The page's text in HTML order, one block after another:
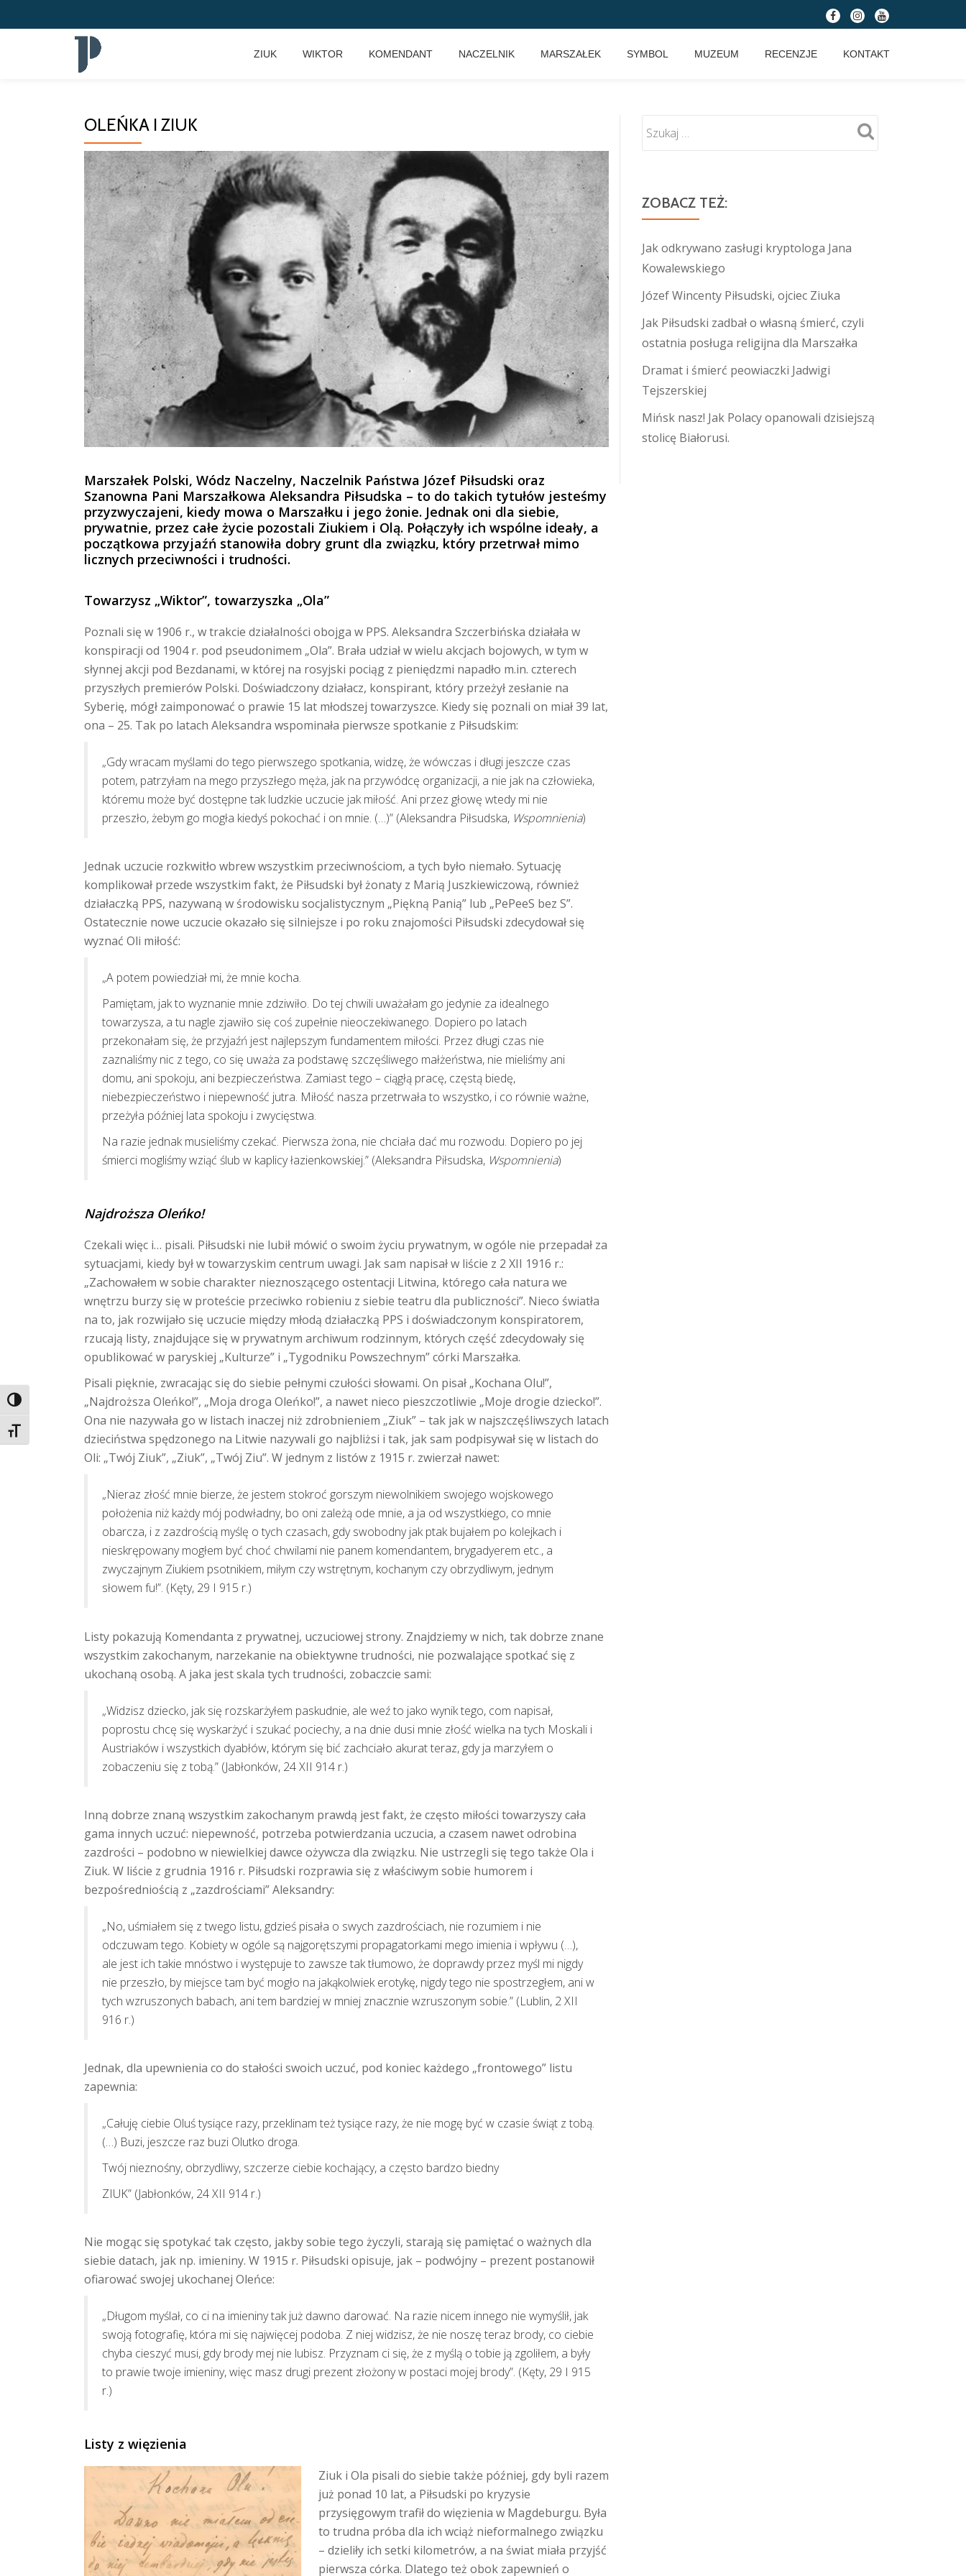
TOGGLE HIGH CONTRAST
TOGGLE FONT SIZE
fa-
fa-
fa-
ZIUK WIKTOR KOMENDANT NACZELNIK MARSZAŁEK SYMBOL MUZEUM RECENZJE KONTAKT
OLEŃKA I ZIUK
Marszałek Polski, Wódz Naczelny, Naczelnik Państwa Józef Piłsudski oraz
Szanowna Pani Marszałkowa Aleksandra Piłsudska – to do takich tytułów jesteśmy
przyzwyczajeni, kiedy mowa o Marszałku i jego żonie. Jednak oni dla siebie,
prywatnie, przez całe życie pozostali Ziukiem i Olą. Połączyły ich wspólne ideały, a
początkowa przyjaźń stanowiła dobry grunt dla związku, który przetrwał mimo
licznych przeciwności i trudności.
Towarzysz „Wiktor”, towarzyszka „Ola”
Poznali się w 1906 r., w trakcie działalności obojga w PPS. Aleksandra Szczerbińska działała w
konspiracji od 1904 r. pod pseudonimem „Ola”. Brała udział w wielu akcjach bojowych, w tym w
słynnej akcji pod Bezdanami, w której na rosyjski pociąg z pieniędzmi napadło m.in. czterech
przyszłych premierów Polski. Doświadczony działacz, konspirant, który przeżył zesłanie na
Syberię, mógł zaimponować o prawie 15 lat młodszej towarzyszce. Kiedy się poznali on miał 39 lat,
ona – 25. Tak po latach Aleksandra wspominała pierwsze spotkanie z Piłsudskim:
„Gdy wracam myślami do tego pierwszego spotkania, widzę, że wówczas i długi jeszcze czas
potem, patrzyłam na mego przyszłego męża, jak na przywódcę organizacji, a nie jak na człowieka,
któremu może być dostępne tak ludzkie uczucie jak miłość. Ani przez głowę wtedy mi nie
przeszło, żebym go mogła kiedyś pokochać i on mnie. (…)” (Aleksandra Piłsudska, Wspomnienia)
Jednak uczucie rozkwitło wbrew wszystkim przeciwnościom, a tych było niemało. Sytuację
komplikował przede wszystkim fakt, że Piłsudski był żonaty z Marią Juszkiewiczową, również
działaczką PPS, nazywaną w środowisku socjalistycznym „Piękną Panią” lub „PePeeS bez S”.
Ostatecznie nowe uczucie okazało się silniejsze i po roku znajomości Piłsudski zdecydował się
wyznać Oli miłość:
„A potem powiedział mi, że mnie kocha.
Pamiętam, jak to wyznanie mnie zdziwiło. Do tej chwili uważałam go jedynie za idealnego
towarzysza, a tu nagle zjawiło się coś zupełnie nieoczekiwanego. Dopiero po latach
przekonałam się, że przyjaźń jest najlepszym fundamentem miłości. Przez długi czas nie
zaznaliśmy nic z tego, co się uważa za podstawę szczęśliwego małżeństwa, nie mieliśmy ani
domu, ani spokoju, ani bezpieczeństwa. Zamiast tego – ciągłą pracę, częstą biedę,
niebezpieczeństwo i niepewność jutra. Miłość nasza przetrwała to wszystko, i co równie ważne,
przeżyła później lata spokoju i zwycięstwa.
Na razie jednak musieliśmy czekać. Pierwsza żona, nie chciała dać mu rozwodu. Dopiero po jej
śmierci mogliśmy wziąć ślub w kaplicy łazienkowskiej.” (Aleksandra Piłsudska, Wspomnienia)
Najdroższa Oleńko!
Czekali więc i… pisali. Piłsudski nie lubił mówić o swoim życiu prywatnym, w ogóle nie przepadał za
sytuacjami, kiedy był w towarzyskim centrum uwagi. Jak sam napisał w liście z 2 XII 1916 r.:
„Zachowałem w sobie charakter nieznoszącego ostentacji Litwina, którego cała natura we
wnętrzu burzy się w proteście przeciwko robieniu z siebie teatru dla publiczności”. Nieco światła
na to, jak rozwijało się uczucie między młodą działaczką PPS i doświadczonym konspiratorem,
rzucają listy, znajdujące się w prywatnym archiwum rodzinnym, których część zdecydowały się
opublikować w paryskiej „Kulturze” i „Tygodniku Powszechnym” córki Marszałka.
Pisali pięknie, zwracając się do siebie pełnymi czułości słowami. On pisał „Kochana Olu!”,
„Najdroższa Oleńko!”, „Moja droga Oleńko!”, a nawet nieco pieszczotliwie „Moje drogie dziecko!”.
Ona nie nazywała go w listach inaczej niż zdrobnieniem „Ziuk” – tak jak w najszczęśliwszych latach
dzieciństwa spędzonego na Litwie nazywali go najbliżsi i tak, jak sam podpisywał się w listach do
Oli: „Twój Ziuk”, „Ziuk”, „Twój Ziu”. W jednym z listów z 1915 r. zwierzał nawet:
„Nieraz złość mnie bierze, że jestem stokroć gorszym niewolnikiem swojego wojskowego
położenia niż każdy mój podwładny, bo oni zależą ode mnie, a ja od wszystkiego, co mnie
obarcza, i z zazdrością myślę o tych czasach, gdy swobodny jak ptak bujałem po kolejkach i
nieskrępowany mogłem być choć chwilami nie panem komendantem, brygadyerem etc., a
zwyczajnym Ziukiem psotnikiem, miłym czy wstrętnym, kochanym czy obrzydliwym, jednym
słowem fu!”. (Kęty, 29 I 915 r.)
Listy pokazują Komendanta z prywatnej, uczuciowej strony. Znajdziemy w nich, tak dobrze znane
wszystkim zakochanym, narzekanie na obiektywne trudności, nie pozwalające spotkać się z
ukochaną osobą. A jaka jest skala tych trudności, zobaczcie sami:
„Widzisz dziecko, jak się rozskarżyłem paskudnie, ale weź to jako wynik tego, com napisał,
poprostu chcę się wyskarżyć i szukać pociechy, a na dnie dusi mnie złość wielka na tych Moskali i
Austriaków i wszystkich dyabłów, którym się bić zachciało akurat teraz, gdy ja marzyłem o
zobaczeniu się z tobą.” (Jabłonków, 24 XII 914 r.)
Inną dobrze znaną wszystkim zakochanym prawdą jest fakt, że często miłości towarzyszy cała
gama innych uczuć: niepewność, potrzeba potwierdzania uczucia, a czasem nawet odrobina
zazdrości – podobno w niewielkiej dawce ożywcza dla związku. Nie ustrzegli się tego także Ola i
Ziuk. W liście z grudnia 1916 r. Piłsudski rozprawia się z właściwym sobie humorem i
bezpośredniością z „zazdrościami” Aleksandry:
„No, uśmiałem się z twego listu, gdzieś pisała o swych zazdrościach, nie rozumiem i nie
odczuwam tego. Kobiety w ogóle są najgorętszymi propagatorkami mego imienia i wpływu (…),
ale jest ich takie mnóstwo i występuje to zawsze tak tłumowo, że doprawdy przez myśl mi nigdy
nie przeszło, by miejsce tam być mogło na jakąkolwiek erotykę, nigdy tego nie spostrzegłem, ani w
tych wzruszonych babach, ani tem bardziej w mniej znacznie wzruszonym sobie.” (Lublin, 2 XII
916 r.)
Jednak, dla upewnienia co do stałości swoich uczuć, pod koniec każdego „frontowego” listu
zapewnia:
„Całuję ciebie Oluś tysiące razy, przeklinam też tysiące razy, że nie mogę być w czasie świąt z tobą.
(…) Buzi, jeszcze raz buzi Olutko droga.
Twój nieznośny, obrzydliwy, szczerze ciebie kochający, a często bardzo biedny
ZIUK” (Jabłonków, 24 XII 914 r.)
Nie mogąc się spotykać tak często, jakby sobie tego życzyli, starają się pamiętać o ważnych dla
siebie datach, jak np. imieniny. W 1915 r. Piłsudski opisuje, jak – podwójny – prezent postanowił
ofiarować swojej ukochanej Oleńce:
„Długom myślał, co ci na imieniny tak już dawno darować. Na razie nicem innego nie wymyślił, jak
swoją fotografię, która mi się najwięcej podoba. Z niej widzisz, że nie noszę teraz brody, co ciebie
chyba cieszyć musi, gdy brody mej nie lubisz. Przyznam ci się, że z myślą o tobie ją zgoliłem, a były
to prawie twoje imieniny, więc masz drugi prezent złożony w postaci mojej brody”. (Kęty, 29 I 915
r.)
Listy z więzienia
Ziuk i Ola pisali do siebie także później, gdy byli razem
już ponad 10 lat, a Piłsudski po kryzysie
przysięgowym trafił do więzienia w Magdeburgu. Była
to trudna próba dla ich wciąż nieformalnego związku
– dzieliły ich setki kilometrów, a na świat miała przyjść
pierwsza córka. Dlatego też obok zapewnień o
ZOBACZ TEŻ:
Jak odkrywano zasługi kryptologa Jana
Kowalewskiego
Józef Wincenty Piłsudski, ojciec Ziuka
Jak Piłsudski zadbał o własną śmierć, czyli
ostatnia posługa religijna dla Marszałka
Dramat i śmierć peowiaczki Jadwigi
Tejszerskiej
Mińsk nasz! Jak Polacy opanowali dzisiejszą
stolicę Białorusi.